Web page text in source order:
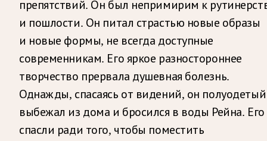
препятствий. Он был непримирим к
и пошлости. Он питал страстью новые образы
и новые формы, не всегда доступные
современникам. Его яркое разностороннее
творчество прервала душевная болезнь.
Однажды, спасаясь от видений, он полуодетый
выбежал из дома и бросился в воды Рейна. Его
спасли ради того, чтобы поместить